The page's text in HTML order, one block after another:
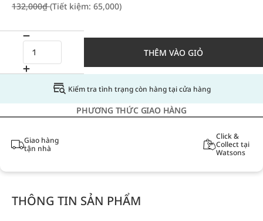
132,000₫(Tiết kiệm: 65,000)
THÊM VÀO GIỎ
Kiểm tra tình trạng còn hàng tại cửa hàng
PHƯƠNG THỨC GIAO HÀNG
Giao hàng
tận nhà
Click &
Collect tại
Watsons
THÔNG TIN SẢN PHẨM